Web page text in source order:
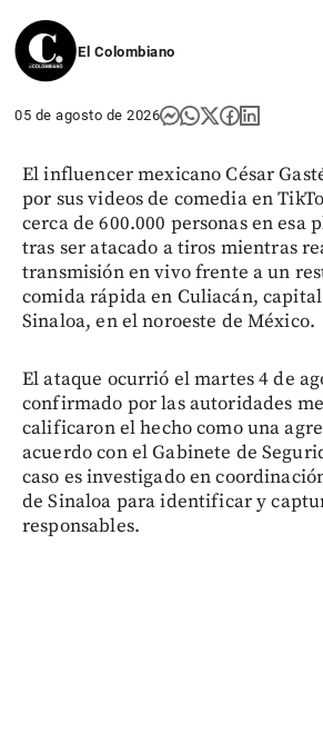
El Colombiano
05 de agosto de 2026
El influencer mexicano César
por sus videos de comedia en
cerca de 600.000 personas en esa
tras ser atacado a tiros mientras
transmisión en vivo frente a un
comida rápida en Culiacán,
Sinaloa, en el noroeste de México.
El ataque ocurrió el martes 4 de
confirmado por las autoridades
calificaron el hecho como una
acuerdo con el Gabinete de
caso es investigado en
de Sinaloa para identificar y
responsables.